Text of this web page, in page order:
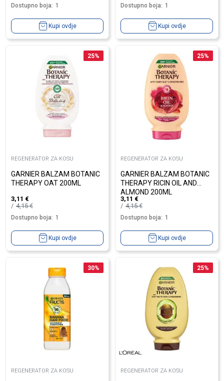
Dostupno boja: 1
Kupi ovdje
Dostupno boja: 1
Kupi ovdje
25%
REGENERATOR ZA KOSU
GARNIER BALZAM BOTANIC
THERAPY OAT 200ML
3,11 €
4,15€
Dostupno boja: 1
Kupi ovdje
25%
REGENERATOR ZA KOSU
GARNIER BALZAM BOTANIC
THERAPY RICIN OIL AND
ALMOND 200ML
3,11 €
4,15€
Dostupno boja: 1
Kupi ovdje
30%
REGENERATOR ZA KOSU
25%
REGENERATOR ZA KOSU